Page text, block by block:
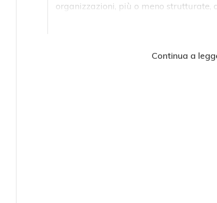
organizzazioni, più o meno
Continua a